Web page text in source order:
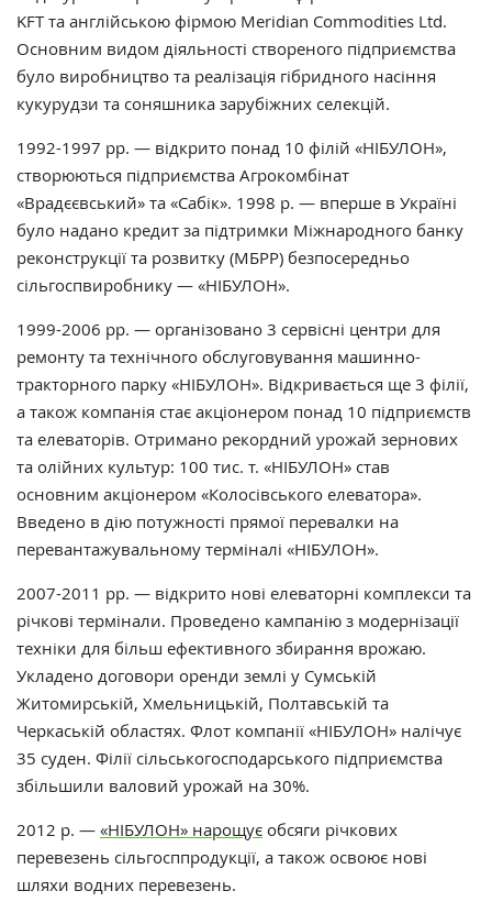
KFT та англійською фірмою Meridian Commodities Ltd.
Основним видом діяльності створеного підприємства
було виробництво та реалізація гібридного насіння
кукурудзи та соняшника зарубіжних селекцій.
1992-1997 рр. — відкрито понад 10 філій «НІБУЛОН»,
створюються підприємства Агрокомбінат
«Врадєєвський» та «Сабік». 1998 р. — вперше в Україні
було надано кредит за підтримки Міжнародного банку
реконструкції та розвитку (МБРР) безпосередньо
сільгоспвиробнику — «НІБУЛОН».
1999-2006 рр. — організовано 3 сервісні центри для
ремонту та технічного обслуговування машинно-
тракторного парку «НІБУЛОН». Відкривається ще 3 філії,
а також компанія стає акціонером понад 10 підприємств
та елеваторів. Отримано рекордний урожай зернових
та олійних культур: 100 тис. т. «НІБУЛОН» став
основним акціонером «Колосівського елеватора».
Введено в дію потужності прямої перевалки на
перевантажувальному терміналі «НІБУЛОН».
2007-2011 рр. — відкрито нові елеваторні комплекси та
річкові термінали. Проведено кампанію з модернізації
техніки для більш ефективного збирання врожаю.
Укладено договори оренди землі у Сумській
Житомирській, Хмельницькій, Полтавській та
Черкаській областях. Флот компанії «НІБУЛОН» налічує
35 суден. Філії сільськогосподарського підприємства
збільшили валовий урожай на 30%.
2012 р. — «НІБУЛОН» нарощує обсяги річкових
перевезень сільгосппродукції, а також освоює нові
шляхи водних перевезень.